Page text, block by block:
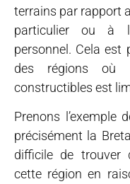
terrains par rapport
particulier ou à
personnel. Cela est
des régions où
constructibles est
Prenons l’exemple
précisément la
difficile de trouver
cette région en